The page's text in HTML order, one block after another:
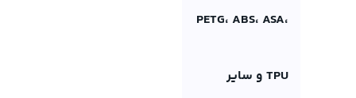
PETG، ABS، ASA،
TPU و سایر